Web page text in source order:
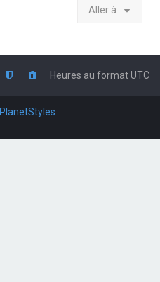
Aller à
Heures au formatUTC
PlanetStyles